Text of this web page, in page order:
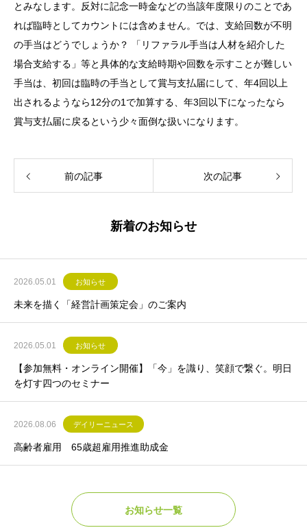
とみなします。反対に記念一時金などの当該年度限りのことであ
れば臨時としてカウントには含めません。では、支給回数が不明
の手当はどうでしょうか？ 「リファラル手当は人材を紹介した
場合支給する」等と具体的な支給時期や回数を示すことが難しい
手当は、初回は臨時の手当として賞与支払届にして、年4回以上
出されるようなら12分の1で加算する、年3回以下になったなら
賞与支払届に戻るという少々面倒な扱いになります。
前の記事 次の記事
新着のお知らせ
2026.05.01 お知らせ
未来を描く「経営計画策定会」のご案内
2026.05.01 お知らせ
【参加無料・オンライン開催】「今」を識り、笑顔で繋ぐ。明日
を灯す四つのセミナー
2026.08.06 デイリーニュース
高齢者雇用 65歳超雇用推進助成金
お知らせ一覧